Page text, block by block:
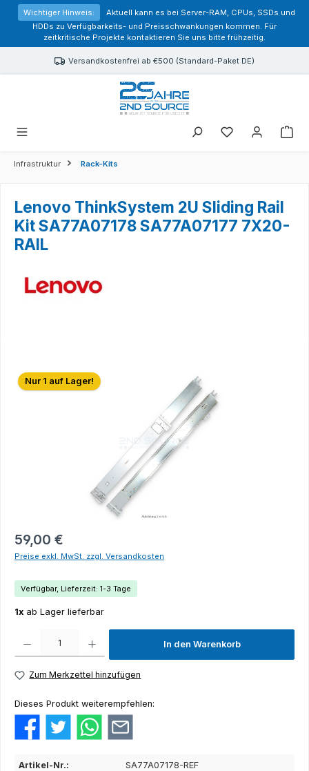
springen
Wichtiger Hinweis:
Aktuell kann es bei Server-RAM, CPUs, SSDs und
HDDs zu Verfügbarkeits- und Preisschwankungen kommen. Für
zeitkritische Projekte kontaktieren Sie uns bitte frühzeitig.
Versandkostenfrei ab €500 (Standard-Paket DE)
Sie haben 0
Infrastruktur Rack-Kits
Lenovo ThinkSystem 2U Sliding Rail
Kit SA77A07178 SA77A07177 7X20-
RAIL
Bildergalerie überspringen
Nur 1 auf Lager!
59,00 €
Preise exkl. MwSt. zzgl. Versandkosten
Verfügbar, Lieferzeit: 1-3 Tage
1x ab Lager lieferbar
In den Warenkorb
Zum Merkzettel hinzufügen
Dieses Produkt weiterempfehlen:
Artikel-Nr.: SA77A07178-REF